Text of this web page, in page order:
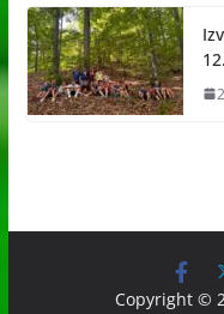
Copyright ©